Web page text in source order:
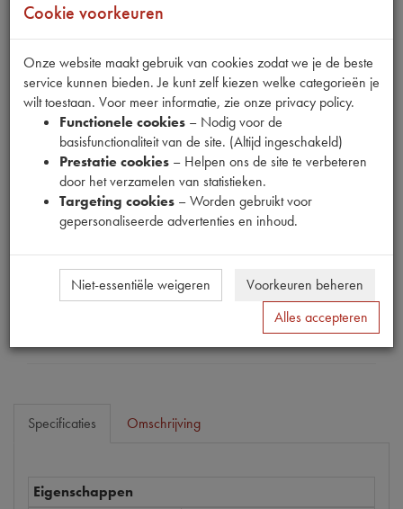
Fabrikant
OUTLET
Productnummer
1540054
Normale prijs
Uw prijs
80 (€1,49 excl. btw)
Specificaties Omschrijving
Eigenschappen
Cookie voorkeuren
Onze website maakt gebruik van cookies zodat we je de beste
service kunnen bieden. Je kunt zelf kiezen welke categorieën je
wilt toestaan. Voor meer informatie, zie onze privacy policy.
Functionele cookies – Nodig voor de
basisfunctionaliteit van de site. (Altijd ingeschakeld)
Prestatie cookies – Helpen ons de site te verbeteren
door het verzamelen van statistieken.
Targeting cookies – Worden gebruikt voor
gepersonaliseerde advertenties en inhoud.
Niet-essentiële weigeren
Voorkeuren beheren
Alles accepteren